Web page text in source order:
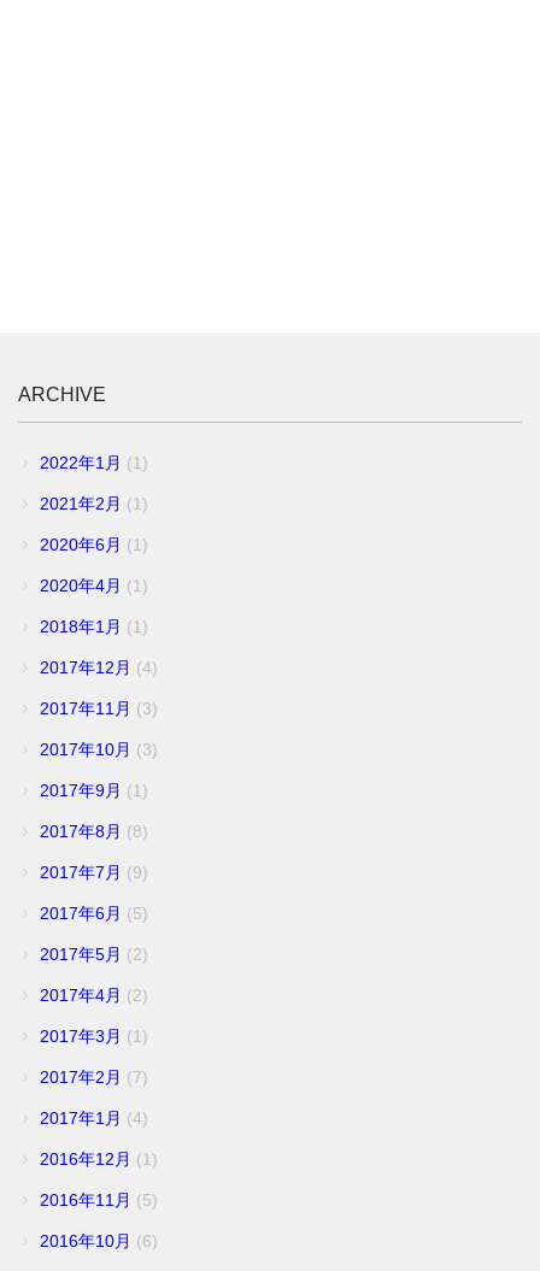
ARCHIVE
2022年1月 (1)
2021年2月 (1)
2020年6月 (1)
2020年4月 (1)
2018年1月 (1)
2017年12月 (4)
2017年11月 (3)
2017年10月 (3)
2017年9月 (1)
2017年8月 (8)
2017年7月 (9)
2017年6月 (5)
2017年5月 (2)
2017年4月 (2)
2017年3月 (1)
2017年2月 (7)
2017年1月 (4)
2016年12月 (1)
2016年11月 (5)
2016年10月 (6)